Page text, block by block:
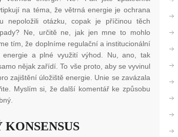
na téma, že větrná energie je ochrana
nepoložili otázku, copak je příčinou těch
Ne, určitě ne, jak jen mne to mohlo
tím, že doplníme regulační a institucionální
a plné využití výhod. Nu, ano, tak
nějak zařídí. To vše proto, aby se vyvinul
zajištění úložiště energie. Unie se zavázala
Myslím si, že další komentář ke způsobu